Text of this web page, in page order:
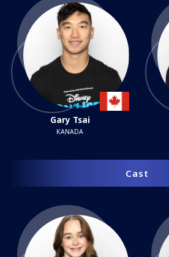
Gary Tsai
KANADA
Cast